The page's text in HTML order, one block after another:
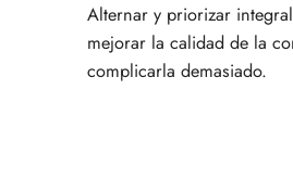
Alternar y priorizar
mejorar la calidad de la
complicarla demasiado.